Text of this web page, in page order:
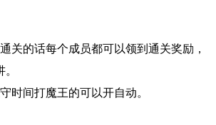
关的话每个成员都可以领到通关奖励，
时间打魔王的可以开自动。